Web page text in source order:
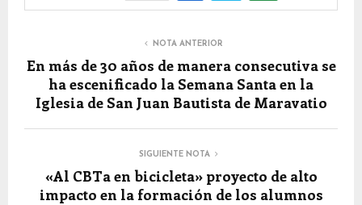
NOTA ANTERIOR
En más de 30 años de manera consecutiva se
ha escenificado la Semana Santa en la
Iglesia de San Juan Bautista de Maravatio
SIGUIENTE NOTA
«Al CBTa en bicicleta» proyecto de alto
impacto en la formación de los alumnos